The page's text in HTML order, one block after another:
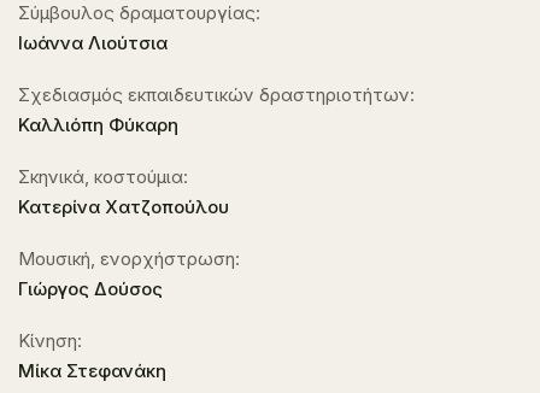
Σύμβουλος δραματουργίας:
Ιωάννα Λιούτσια
Σχεδιασμός εκπαιδευτικών δραστηριοτήτων:
Καλλιόπη Φύκαρη
Σκηνικά, κοστούμια:
Κατερίνα Χατζοπούλου
Μουσική, ενορχήστρωση:
Γιώργος Δούσος
Κίνηση:
Μίκα Στεφανάκη